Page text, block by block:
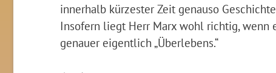
innerhalb kürzester Zeit genauso
Insofern liegt Herr Marx wohl richtig, wenn
genauer eigentlich „Überlebens.“